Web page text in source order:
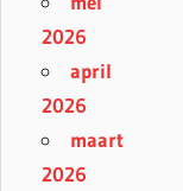
2026
april
2026
maart
2026